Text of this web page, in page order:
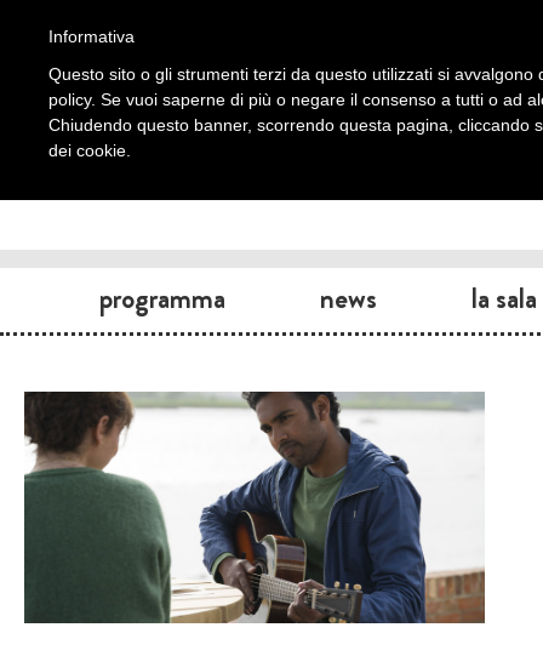
programma news la sala
Informativa
Questo sito o gli strumenti terzi da questo utilizzati si
policy. Se vuoi saperne di più o negare il consenso a tutti o ad
Chiudendo questo banner, scorrendo questa pagina, cliccando
dei cookie.